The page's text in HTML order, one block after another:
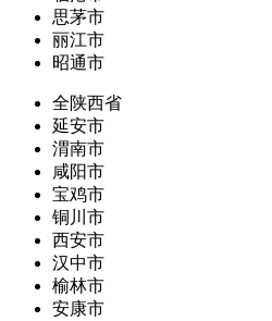
思茅市
丽江市
昭通市
全陕西省
延安市
渭南市
咸阳市
宝鸡市
铜川市
西安市
汉中市
榆林市
安康市